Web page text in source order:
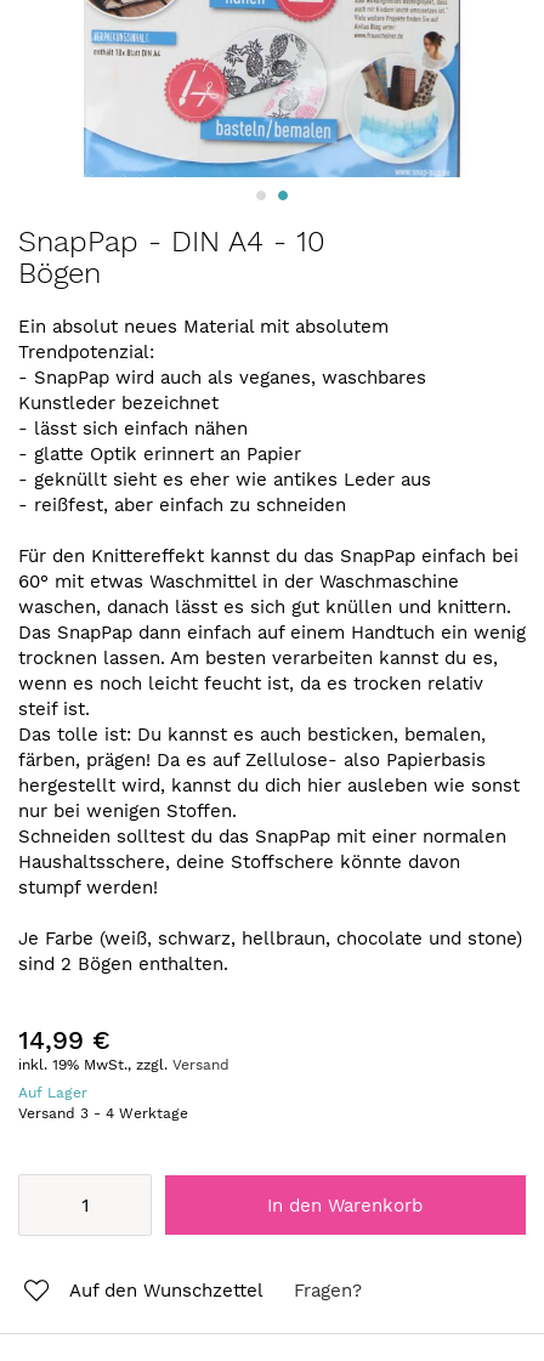
Anfang
der
springen
SnapPap - DIN A4 - 10
Bögen
Ein absolut neues Material mit absolutem
Trendpotenzial:
- SnapPap wird auch als veganes, waschbares
Kunstleder bezeichnet
- lässt sich einfach nähen
- glatte Optik erinnert an Papier
- geknüllt sieht es eher wie antikes Leder aus
- reißfest, aber einfach zu schneiden
Für den Knittereffekt kannst du das SnapPap einfach bei
60° mit etwas Waschmittel in der Waschmaschine
waschen, danach lässt es sich gut knüllen und knittern.
Das SnapPap dann einfach auf einem Handtuch ein wenig
trocknen lassen. Am besten verarbeiten kannst du es,
wenn es noch leicht feucht ist, da es trocken relativ
steif ist.
Das tolle ist: Du kannst es auch besticken, bemalen,
färben, prägen! Da es auf Zellulose- also Papierbasis
hergestellt wird, kannst du dich hier ausleben wie sonst
nur bei wenigen Stoffen.
Schneiden solltest du das SnapPap mit einer normalen
Haushaltsschere, deine Stoffschere könnte davon
stumpf werden!
Je Farbe (weiß, schwarz, hellbraun, chocolate und stone)
sind 2 Bögen enthalten.
14,99 €
inkl. 19% MwSt., zzgl. Versand
Auf Lager
Versand 3 - 4 Werktage
In den Warenkorb
Auf den Wunschzettel Fragen?